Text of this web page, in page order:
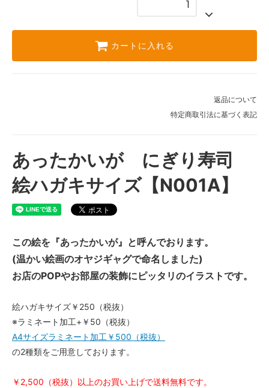
カートに入れる
返品について
特定商取引法に基づく表記
あったかいが にぎり寿司
絵ハガキサイズ【N001A】
この絵を『あったかいが』と呼んでおります。
(温かい絵画のオヤジギャグで命名しました)
お店のPOPやお部屋の装飾にピッタリのイラストです。
絵ハガキサイズ￥250（税抜）
※ラミネート加工+￥50（税抜）
A4サイズラミネート加工￥500（税抜）
の2種類をご用意しております。
￥2,500（税抜）以上のお買い上げで送料無料です。